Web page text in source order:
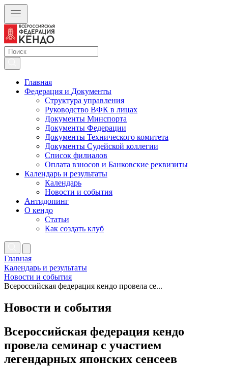
Главная
Федерация и Документы
Структура управления
Руководство ВФК в лицах
Документы Минспорта
Документы Федерации
Документы Технического комитета
Документы Судейской коллегии
Список филиалов
Оплата взносов и Банковские реквизиты
Календарь и результаты
Календарь
Новости и события
Антидопинг
О кендо
Статьи
Как создать клуб
Главная
Календарь и результаты
Новости и события
Всероссийская федерация кендо провела се...
Новости и события
Всероссийская федерация кендо
провела семинар с участием
легендарных японских сенсеев